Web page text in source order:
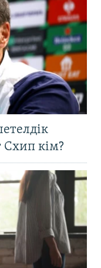
Схип кім?